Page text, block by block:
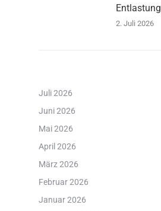
Entlastung
2. Juli 2026
Juli 2026
Juni 2026
Mai 2026
April 2026
März 2026
Februar 2026
Januar 2026